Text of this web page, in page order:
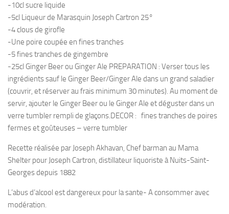
-10cl sucre liquide
-5cl Liqueur de Marasquin Joseph Cartron 25°
-4 clous de girofle
-Une poire coupée en fines tranches
-5 fines tranches de gingembre
-25cl Ginger Beer ou Ginger Ale PREPARATION : Verser tous les
ingrédients sauf le Ginger Beer/Ginger Ale dans un grand saladier
(couvrir, et réserver au frais minimum 30 minutes). Au moment de
servir, ajouter le Ginger Beer ou le Ginger Ale et déguster dans un
verre tumbler rempli de glaçons.DECOR : fines tranches de poires
fermes et goûteuses – verre tumbler
Recette réalisée par Joseph Akhavan, Chef barman au Mama
Shelter pour Joseph Cartron, distillateur liquoriste à Nuits-Saint-
Georges depuis 1882
L’abus d’alcool est dangereux pour la sante- A consommer avec
modération.